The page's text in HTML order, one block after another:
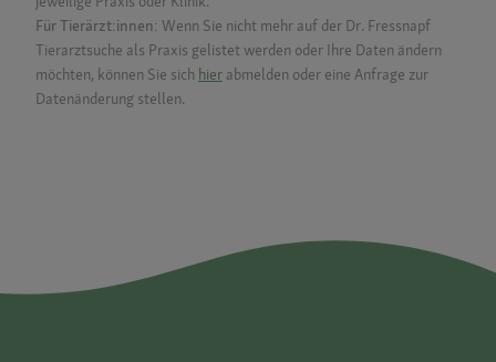
Für Tierärzt:innen: Wenn Sie nicht mehr auf der Dr. Fressnapf
Tierarztsuche als Praxis gelistet werden oder Ihre Daten ändern
möchten, können Sie sich hier abmelden oder eine Anfrage zur
Datenänderung stellen.